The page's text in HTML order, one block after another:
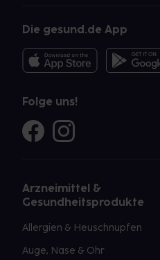
Die gesund.de App
Folge uns!
Arzneimittel &
Gesundheitsprodukte
Allergien & Heuschnupfen
Auge, Nase & Ohr